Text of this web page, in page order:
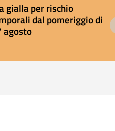
gialla per rischio
dal pomeriggio di
agosto